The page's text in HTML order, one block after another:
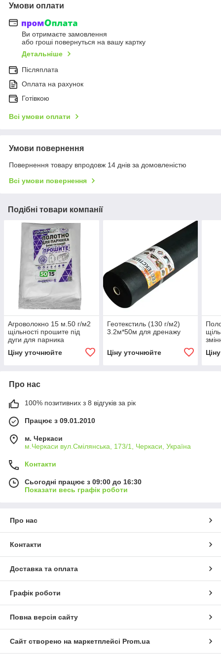
Умови оплати
Ви отримаєте замовлення
або гроші повернуться на вашу картку
Детальніше
Післяплата
Оплата на рахунок
Готівкою
Всі умови оплати
Умови повернення
Повернення товару впродовж 14 днів за домовленістю
Всі умови повернення
Подібні товари компанії
Агроволокно 15 м.50 г/м2
щільності прошите під
дуги для парника
Ціну уточнюйте
Геотекстиль (130 г/м2)
3.2м*50м для дренажу
Ціну уточнюйте
Про нас
100% позитивних з 8 відгуків за рік
Працює з 09.01.2010
м. Черкаси
м.Черкаси вул.Смілянська, 173/1, Черкаси, Україна
Контакти
Сьогодні працює з 09:00 до 16:30
Показати весь графік роботи
Про нас
Контакти
Доставка та оплата
Графік роботи
Повна версія сайту
Сайт створено на маркетплейсі Prom.ua